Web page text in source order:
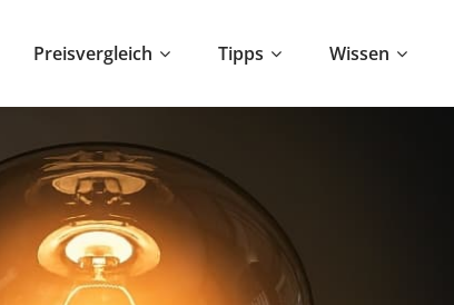
Preisvergleich Tipps Wissen